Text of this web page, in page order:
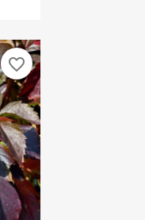
favorite_border